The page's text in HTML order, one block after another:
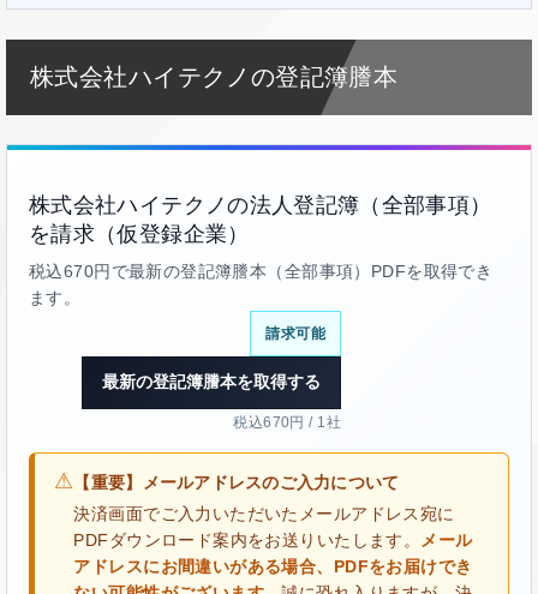
株式会社ハイテクノの登記簿謄本
株式会社ハイテクノの法人登記簿（全部事項）
を請求（仮登録企業）
税込670円で最新の登記簿謄本（全部事項）PDFを取得でき
ます。
請求可能
最新の登記簿謄本を取得する
税込670円 / 1社
⚠ 【重要】メールアドレスのご入力について
決済画面でご入力いただいたメールアドレス宛に
PDFダウンロード案内をお送りいたします。
メール
アドレスにお間違いがある場合、PDFをお届けでき